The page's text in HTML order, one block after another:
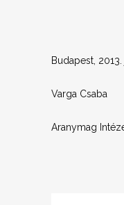
Budapest, 2013.
Varga Csaba
Aranymag